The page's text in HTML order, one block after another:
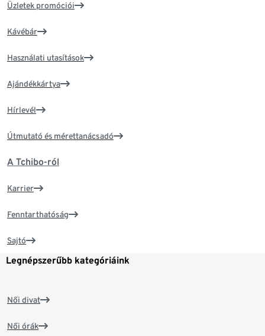
Üzletek promóciói
Kávébár
Használati utasítások
Ajándékkártya
Hírlevél
Útmutató és mérettanácsadó
A Tchibo-ról
Karrier
Fenntarthatóság
Sajtó
Legnépszerűbb kategóriáink
Női divat
Női órák